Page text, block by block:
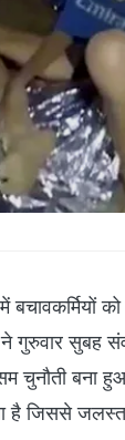
को
गुरुवार सुबह
बना हुआ
है जिससे